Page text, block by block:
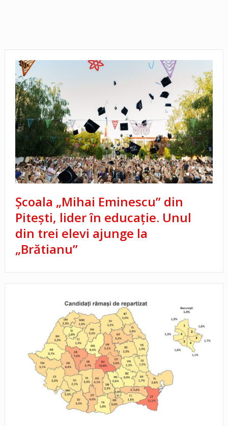
Școala „Mihai Eminescu” din
Pitești, lider în educație. Unul
din trei elevi ajunge la
„Brătianu”